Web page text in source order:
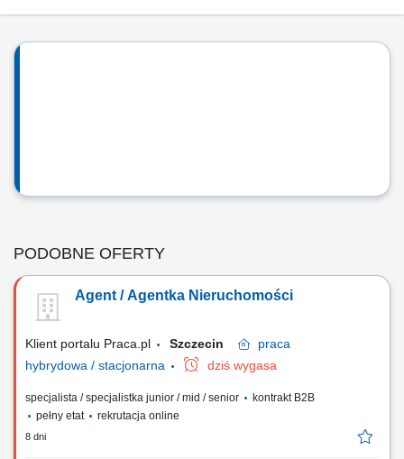
PODOBNE OFERTY
Agent / Agentka Nieruchomości
Klient portalu Praca.pl Szczecin
praca
hybrydowa / stacjonarna
dziś wygasa
specjalista / specjalistka junior / mid / senior
kontrakt B2B
pełny etat
rekrutacja online
8 dni